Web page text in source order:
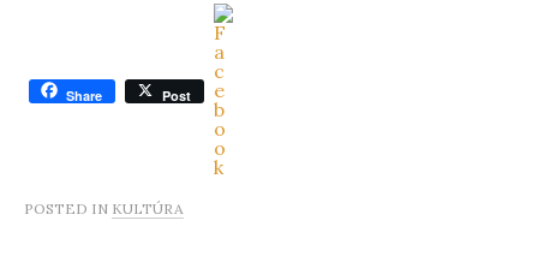
Share Post
POSTED IN KULTÚRA